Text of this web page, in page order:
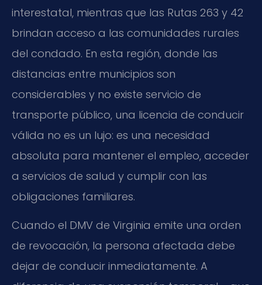
interestatal, mientras que las Rutas 263 y 42
brindan acceso a las comunidades rurales
del condado. En esta región, donde las
distancias entre municipios son
considerables y no existe servicio de
transporte público, una licencia de conducir
válida no es un lujo: es una necesidad
absoluta para mantener el empleo, acceder
a servicios de salud y cumplir con las
obligaciones familiares.
Cuando el DMV de Virginia emite una orden
de revocación, la persona afectada debe
dejar de conducir inmediatamente. A